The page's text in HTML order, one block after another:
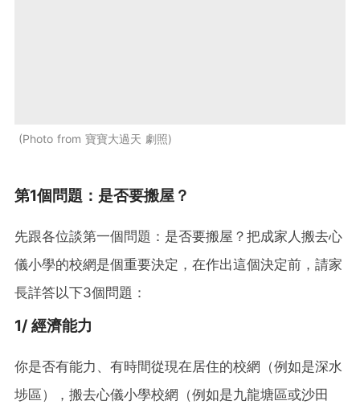
Photo from 寶寶大過天 劇照
第1個問題：是否要搬屋？
先跟各位談第一個問題：是否要搬屋？把成家人搬去心
儀小學的校網是個重要決定，在作出這個決定前，請家
長詳答以下3個問題：
1/ 經濟能力
你是否有能力、有時間從現在居住的校網（例如是深水
埗區），搬去心儀小學校網（例如是九龍塘區或沙田